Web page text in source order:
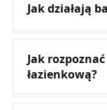
Jak działają
Jak
łazienkową?